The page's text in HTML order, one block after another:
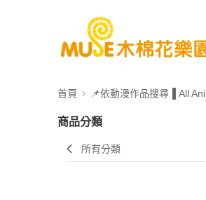
首頁 📌依動漫作品搜尋▐ All
商品分類
所有分類